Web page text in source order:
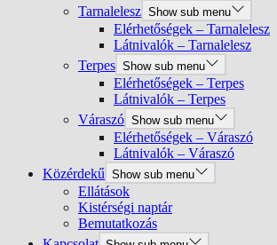
Tarnalelesz Show sub menu
Elérhetőségek – Tarnalelesz
Látnivalók – Tarnalelesz
Terpes Show sub menu
Elérhetőségek – Terpes
Látnivalók – Terpes
Váraszó Show sub menu
Elérhetőségek – Váraszó
Látnivalók – Váraszó
Közérdekű Show sub menu
Ellátások
Kistérségi naptár
Bemutatkozás